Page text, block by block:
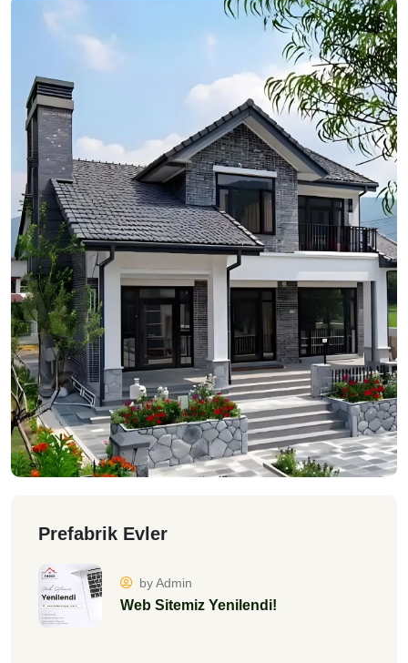
Prefabrik Evler
by Admin
Web Sitemiz Yenilendi!